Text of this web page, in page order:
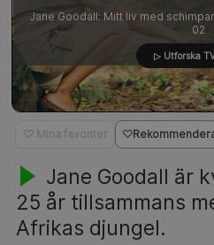
♡ Mina favoriter
Jane Goodall är
25 år tillsammans
Afrikas djungel.
Jane Goodall: Mitt liv med
02
▷ Utforska